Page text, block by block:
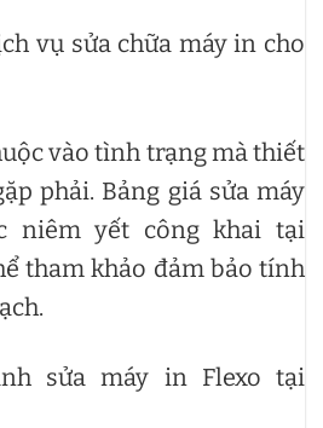
vụ sửa chữa máy in cho
vào tình trạng mà thiết
phải. Bảng giá sửa máy
niêm yết công khai tại
tham khảo đảm bảo tính
sửa máy in Flexo tại